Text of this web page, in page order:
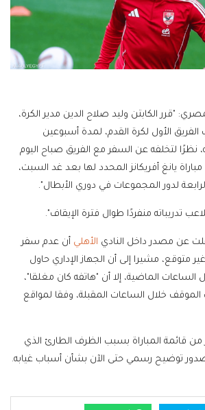
"قرر الكابتن وليد صلاح الدين مدير الكرة،
الفريق الأول لكرة القدم، لمدة أسبوعين
جنيه، نظرًا لتخلفه عن السفر مع الفريق صباح اليوم
مباراة يانغ أفريكانز المحدد لها بعد غد السبت،
لدور المجموعات في دوري الأبطال".
تدريباته منفردًا طوال فترة الإيقاف".
عن مصدر داخل النادي الأهلي أن عدم سفر
متوقع، مشيرا إلى أن الجهاز الإداري حاول
الساعات الماضية، إلا أن "هاتفه كان مغلقا"،
خلال الساعات المقبلة، وفقا لمواقع
من قائمة المباراة بسبب الظرف الطارئ الذي
توضيح رسمي حتى الآن بشأن أسباب غيابه.